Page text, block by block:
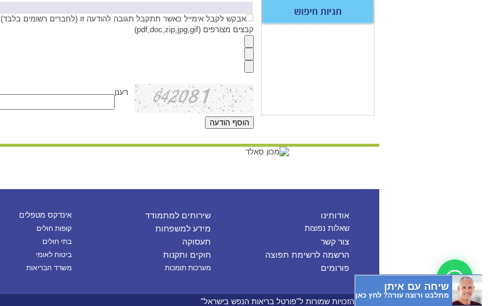
אבקש לקבל אימייל כאשר תתקבל תגובה להודעה זו (לחברים רשומים בלבד)
קבצים מצורפים (pdf,doc,zip,jpg,gif)
רענן
אודותינו שירותים למתמודד אינדקס מטפלים
שאלות נפוצות מידע למשפחות קופות חולים
צור קשר תעסוקה בתי חולים
הרשמה לרשימת תפוצה חוקים ותקנות ביטוח לאומי
פורומים מערכות תומכות משרד הבריאות
© כל הזכויות שמורות ל"פורטל בריאות הנפש בישראל"
שיחה עם איתן
מתלבט ורוצה עזרה? לחץ כאן